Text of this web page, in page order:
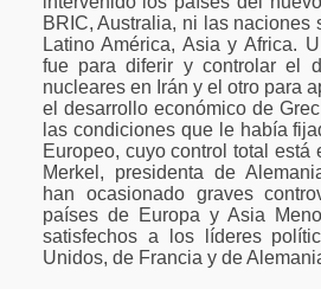
BRIC, Australia, ni las naciones
Latino América, Asia y Africa.
fue para diferir y controlar el
nucleares en Irán y el otro para
el desarrollo económico de
las condiciones que le había
Europeo, cuyo control total está
Merkel, presidenta de
han ocasionado graves
países de Europa y Asia
satisfechos a los líderes
Unidos, de Francia y de